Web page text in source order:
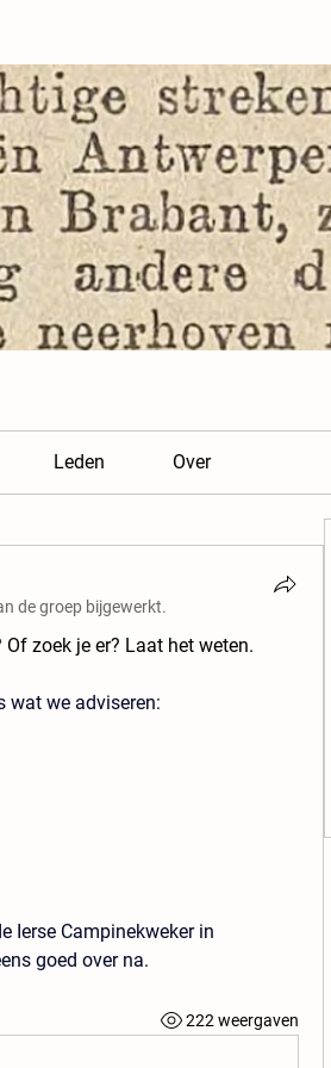
Leden Over
de groep bijgewerkt.
zoek je er? Laat het weten.
wat we adviseren:
Ierse Campinekweker in
goed over na.
222 weergaven